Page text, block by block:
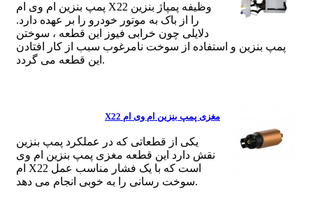
پمپ بنزین ام وی ام X22 وظیفه پمپاژ بنزین
را از باک به موتور خودرو را بر عهده دارد.
دلایلی چون خرابی فیوز این قطعه ، سوختن
پمپ بنزین و استفاده از سوخت نامرغوب سبب از کار افتادن
این قطعه می گردد.
مغزی پمپ بنزین ام وی ام X22
یکی از قطعاتی که در عملکرد پمپ بنزین
نقش دارد این قطعه مغزی پمپ بنزین ام وی
ام X22 است که با یک فشار مناسب عمل
سوخت رسانی را به خوبی انجام می دهد.